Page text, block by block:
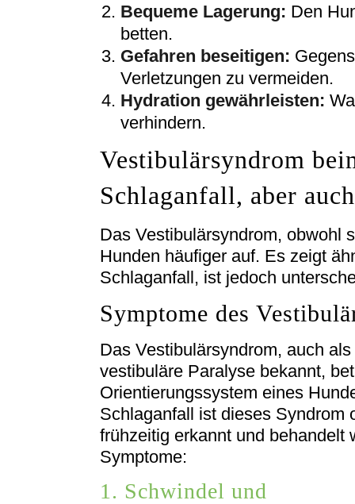
Bequeme Lagerung: Den
betten.
Gefahren beseitigen:
Verletzungen zu vermeiden.
Hydration gewährleisten:
verhindern.
Vestibulärsyndrom
Schlaganfall, aber
Das Vestibulärsyndrom, obwohl
Hunden häufiger auf. Es zeigt
Schlaganfall, ist jedoch
Symptome des
Das Vestibulärsyndrom, auch
vestibuläre Paralyse bekannt,
Orientierungssystem eines
Schlaganfall ist dieses Syndrom
frühzeitig erkannt und behandelt
Symptome:
1. Schwindel und